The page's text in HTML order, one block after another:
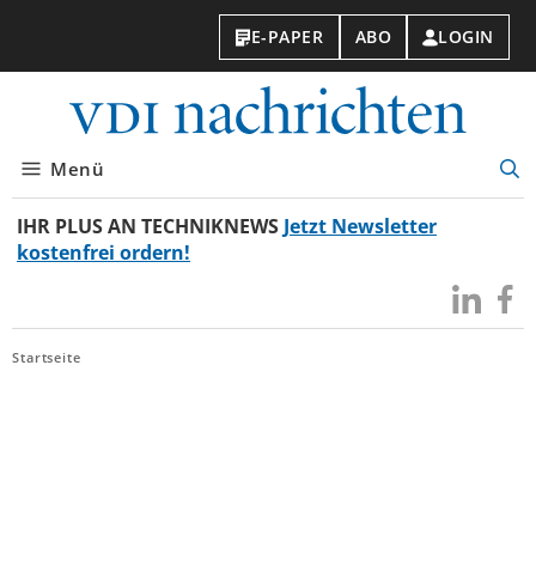
E-PAPER ABO LOGIN
Menü
IHR PLUS AN TECHNIKNEWS Jetzt Newsletter
kostenfrei ordern!
Besuchen
Sie
Sie
Startseite